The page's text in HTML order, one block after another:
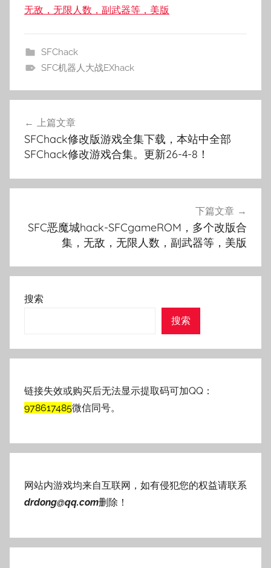
无敌，无限人数，副武器等，美版
SFChack
SFC机器人大战EXhack
导
航
上篇文章
SFChack修改版游戏全集下载，本站中全部
SFChack修改游戏合集。更新26-4-8！
下篇文章
SFC恶魔城hack-SFCgameROM，多个改版合
集，无敌，无限人数，副武器等，美版
搜索
搜索
链接失效或购买后无法显示提取码可加QQ：
978617485微信同号。
网站内游戏均来自互联网，如有侵犯您的权益请联系
drdong@qq.com删除！